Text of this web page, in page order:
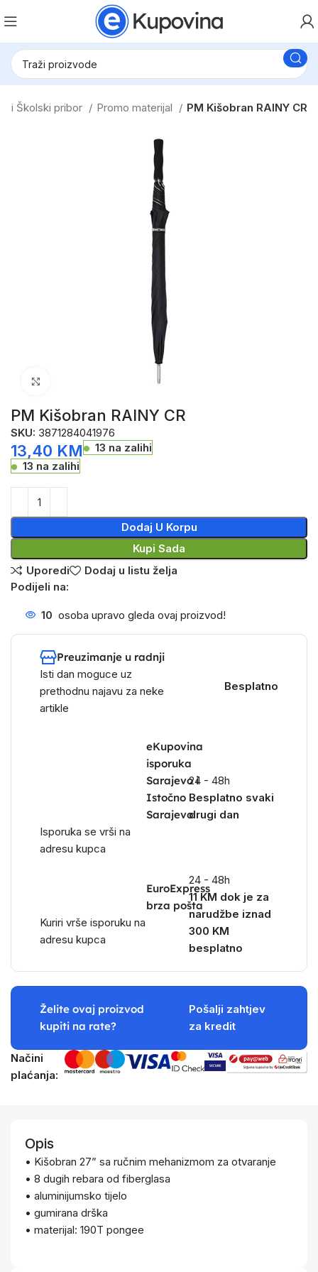
i Školski pribor Promo materijal PM Kišobran RAINY CR
PM Kišobran RAINY CR
SKU: 3871284041976
13,40 KM
13 na zalihi
13 na zalihi
Dodaj U Korpu
Kupi Sada
Uporedi
Dodaj u listu želja
Podijeli na:
10 osoba upravo gleda ovaj proizvod!
Preuzimanje u radnji
Isti dan moguce uz
prethodnu najavu za neke
artikle
Besplatno
eKupovina
isporuka
Sarajevo i
Istočno
Sarajevo
Isporuka se vrši na
adresu kupca
24 - 48h
Besplatno svaki
drugi dan
EuroExpress
brza pošta
Kuriri vrše isporuku na
adresu kupca
24 - 48h
11 KM dok je za
narudžbe iznad
300 KM
besplatno
Želite ovaj proizvod
kupiti na rate?
Pošalji zahtjev
za kredit
Načini
plaćanja:
Opis
• Kišobran 27” sa ručnim mehanizmom za otvaranje
• 8 dugih rebara od fiberglasa
• aluminijumsko tijelo
• gumirana drška
• materijal: 190T pongee